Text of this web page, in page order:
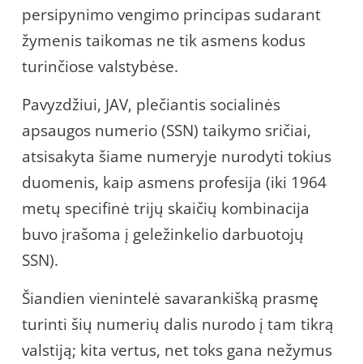
persipynimo vengimo principas sudarant
žymenis taikomas ne tik asmens kodus
turinčiose valstybėse.
Pavyzdžiui, JAV, plečiantis socialinės
apsaugos numerio (SSN) taikymo sričiai,
atsisakyta šiame numeryje nurodyti tokius
duomenis, kaip asmens profesija (iki 1964
metų specifinė trijų skaičių kombinacija
buvo įrašoma į geležinkelio darbuotojų
SSN).
Šiandien vienintelė savarankišką prasmę
turinti šių numerių dalis nurodo į tam tikrą
valstiją; kita vertus, net toks gana nežymus